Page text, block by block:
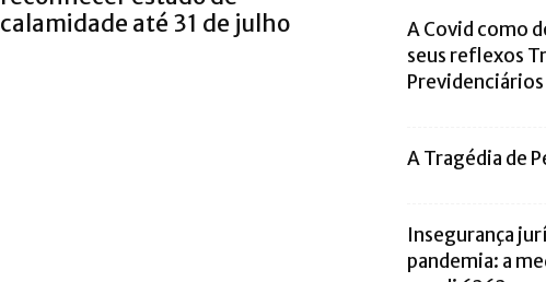
calamidade até 31 de julho
A Covid como
seus reflexos
Previdenciários
A Tragédia de
Insegurança
pandemia: a